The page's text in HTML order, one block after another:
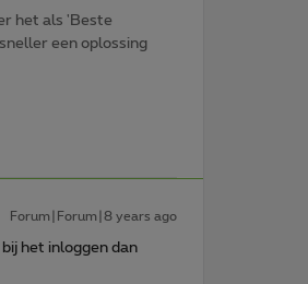
het als 'Beste
een oplossing
Forum|Forum|8 years ago
het inloggen dan